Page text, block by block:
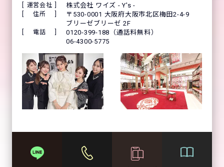
運営会社 株式会社 ワイズ - Y's -
住所
〒530-0001 大阪府大阪市北区梅田2-4-9
ブリーゼブリーゼ 2F
電話
0120-399-188（通話料無料）
06-4300-5775